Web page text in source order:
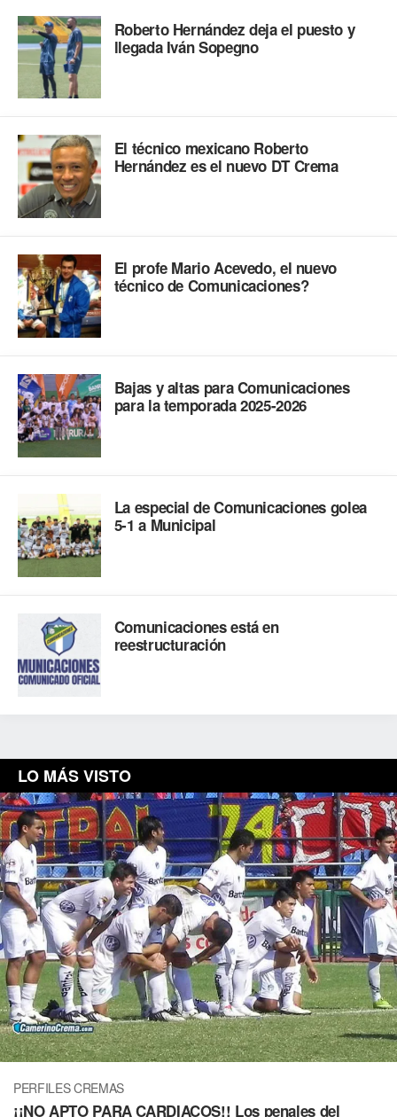
Roberto Hernández deja el puesto y
llegada Iván Sopegno
El técnico mexicano Roberto
Hernández es el nuevo DT Crema
El profe Mario Acevedo, el nuevo
técnico de Comunicaciones?
Bajas y altas para Comunicaciones
para la temporada 2025-2026
La especial de Comunicaciones golea
5-1 a Municipal
Comunicaciones está en
reestructuración
LO MÁS VISTO
PERFILES CREMAS
¡¡NO APTO PARA CARDIACOS!! Los penales del